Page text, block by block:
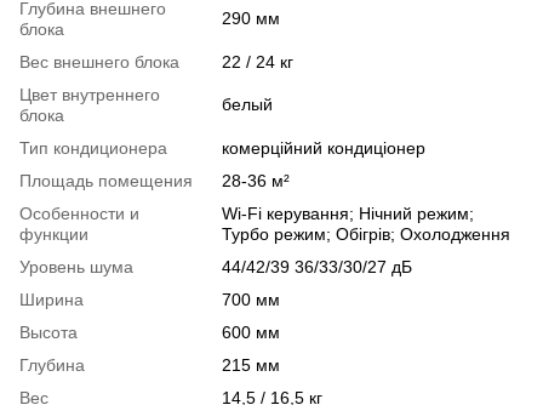
Глубина внешнего
блока
290 мм
Вес внешнего блока
22 / 24 кг
Цвет внутреннего
блока
белый
Тип кондиционера
комерційний кондиціонер
Площадь помещения
28-36 м²
Особенности и
функции
Wi‑Fi керування; Нічний режим;
Турбо режим; Обігрів; Охолодження
Уровень шума
44/42/39 36/33/30/27 дБ
Ширина
700 мм
Высота
600 мм
Глубина
215 мм
Вес
14,5 / 16,5 кг